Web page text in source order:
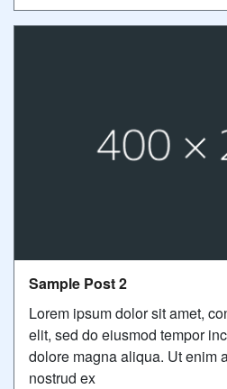
Sample Post 2
Lorem ipsum dolor sit amet,
elit, sed do eiusmod tempor
dolore magna aliqua. Ut enim
nostrud ex